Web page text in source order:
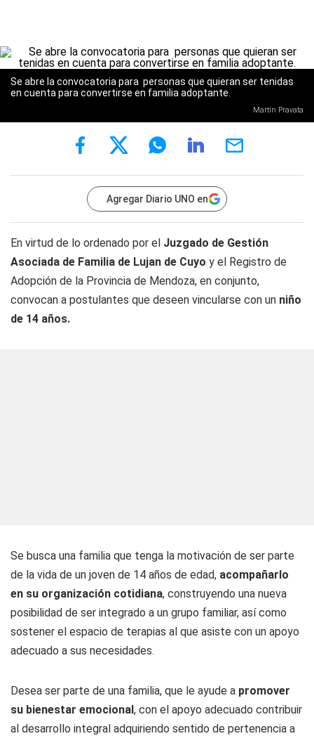
Se abre la convocatoria para personas que quieran ser tenidas
en cuenta para convertirse en familia adoptante.
Martín Pravata
Agregar Diario UNO en
En virtud de lo ordenado por el Juzgado de Gestión
Asociada de Familia de Lujan de Cuyo y el Registro de
Adopción de la Provincia de Mendoza, en conjunto,
convocan a postulantes que deseen vincularse con un niño
de 14 años.
Se busca una familia que tenga la motivación de ser parte
de la vida de un joven de 14 años de edad, acompañarlo
en su organización cotidiana, construyendo una nueva
posibilidad de ser integrado a un grupo familiar, así como
sostener el espacio de terapias al que asiste con un apoyo
adecuado a sus necesidades.
Desea ser parte de una familia, que le ayude a promover
su bienestar emocional, con el apoyo adecuado contribuir
al desarrollo integral adquiriendo sentido de pertenencia a